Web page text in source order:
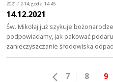
2021-12-14, godz. 14:45
14.12.2021
Św. Mikołaj już szykuje
podpowiadamy, jak pakować
zanieczyszczanie środowiska
7 8 9